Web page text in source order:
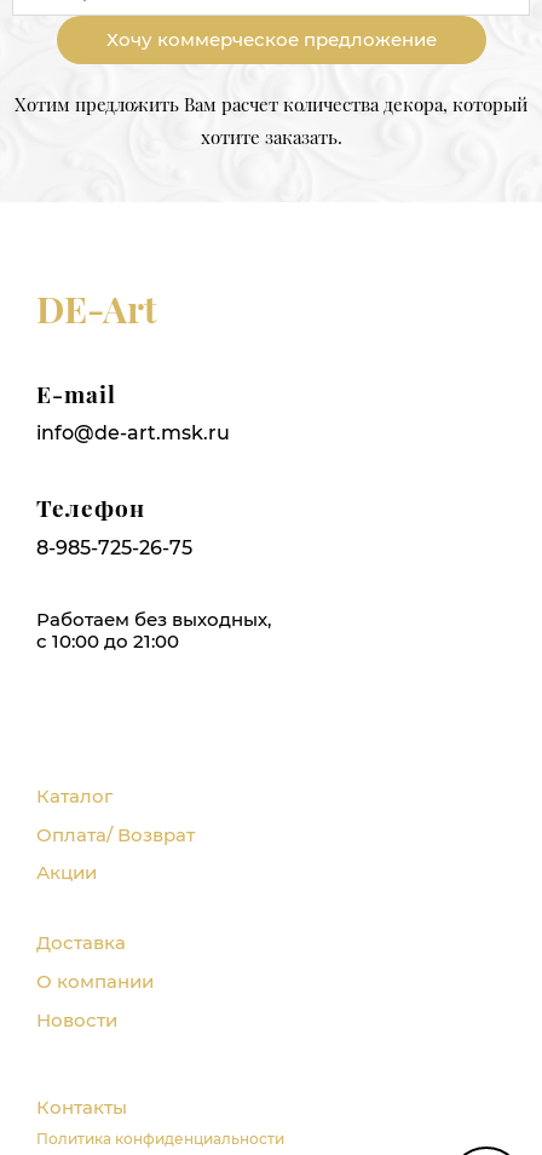
Хочу коммерческое предложение
Хотим предложить Вам расчет количества декора, который
хотите заказать.
DE-Art
E-mail
info@de-art.msk.ru
Телефон
8-985-725-26-75
Работаем без выходных,
с 10:00 до 21:00
Каталог
Оплата/ Возврат
Акции
Доставка
О компании
Новости
Контакты
Политика конфиденциальности